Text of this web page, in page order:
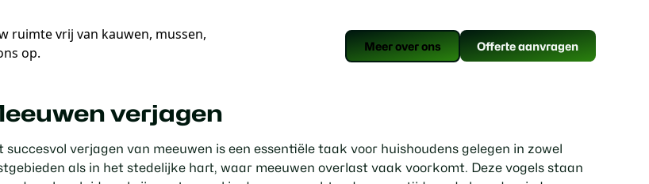
ruimte vrij van kauwen, mussen,
op.
Meer over ons Offerte aanvragen
verjagen
succesvol verjagen van meeuwen is een essentiële taak voor huishoudens gelegen in zowel
als in het stedelijke hart, waar meeuwen overlast vaak voorkomt. Deze vogels staan